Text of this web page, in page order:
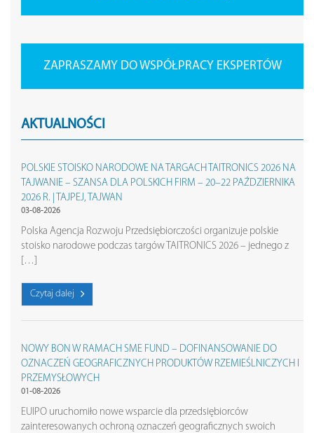
ZAPRASZAMY DO WSPÓŁPRACY EKSPERTÓW
AKTUALNOŚCI
POLSKIE STOISKO NARODOWE NA TARGACH TAITRONICS 2026 NA
TAJWANIE – SZANSA DLA POLSKICH FIRM – 20–22 PAŹDZIERNIKA
2026 R. | TAJPEJ, TAJWAN
03-08-2026
Polska Agencja Rozwoju Przedsiębiorczości organizuje polskie
stoisko narodowe podczas targów TAITRONICS 2026 – jednego z
[…]
Czytaj dalej
NOWY BON W RAMACH SME FUND – DOFINANSOWANIE DO
OZNACZEŃ GEOGRAFICZNYCH PRODUKTÓW RZEMIEŚLNICZYCH I
PRZEMYSŁOWYCH
01-08-2026
EUIPO uruchomiło nowe wsparcie dla przedsiębiorców
zainteresowanych ochroną oznaczeń geograficznych swoich